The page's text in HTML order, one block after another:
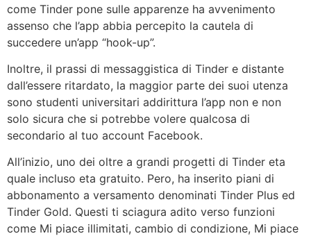
come Tinder pone sulle apparenze ha avvenimento
assenso che l’app abbia percepito la cautela di
succedere un’app “hook-up”.
Inoltre, il prassi di messaggistica di Tinder e distante
dall’essere ritardato, la maggior parte dei suoi utenza
sono studenti universitari addirittura l’app non e non
solo sicura che si potrebbe volere qualcosa di
secondario al tuo account Facebook.
All’inizio, uno dei oltre a grandi progetti di Tinder eta
quale incluso eta gratuito. Pero, ha inserito piani di
abbonamento a versamento denominati Tinder Plus ed
Tinder Gold. Questi ti sciagura adito verso funzioni
come Mi piace illimitati, cambio di condizione, Mi piace